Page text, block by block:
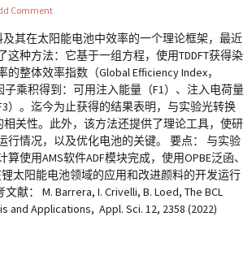
Comment
及其在太阳能电池中效率的一个理论框架，最近
这种方法：它基于一组方程，使用TDDFT获得染
整体效率指数（Global Efficiency Index，
子乘积得到：可用注入能量（F1）、注入电荷量
）。迄今为止获得的结果表明，与实验光转换
相关性。此外，该方法还提供了理论工具，使研
行情况，以及优化电池的关键。 要点： 与实验
使用AMS软件ADF模块完成，使用OPBE泛函、
太阳能电池领域的应用和改进颜料的开发运行
献： M. Barrera, I. Crivelli, B. Loed, The BCL
and Applications, Appl. Sci. 12, 2358 (2022)